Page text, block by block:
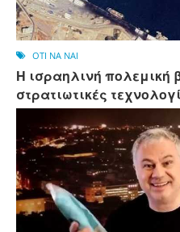
OTI NA NAI
Η ισραηλινή πολεμική
στρατιωτικές